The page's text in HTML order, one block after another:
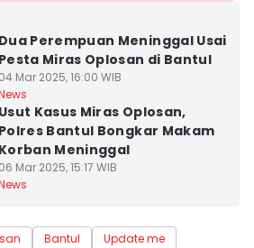
Dua Perempuan Meninggal Usai
Pesta Miras Oplosan di Bantul
04 Mar 2025, 16:00 WIB
Usut Kasus Miras Oplosan,
Polres Bantul Bongkar Makam
Korban Meninggal
06 Mar 2025, 15:17 WIB
Bantul Update me